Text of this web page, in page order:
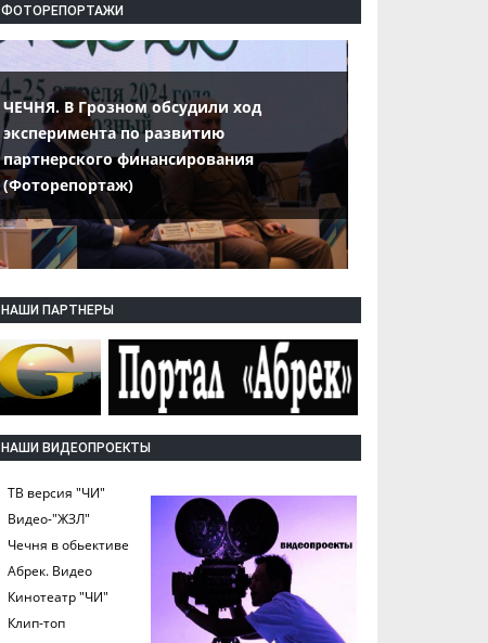
ФОТОРЕПОРТАЖИ
ЧЕЧНЯ. В Грозном обсудили ход
эксперимента по развитию
партнерского финансирования
(Фоторепортаж)
НАШИ ПАРТНЕРЫ
НАШИ ВИДЕОПРОЕКТЫ
ТВ версия "ЧИ"
Видео-"ЖЗЛ"
Чечня в обьективе
Абрек. Видео
Кинотеатр "ЧИ"
Клип-топ